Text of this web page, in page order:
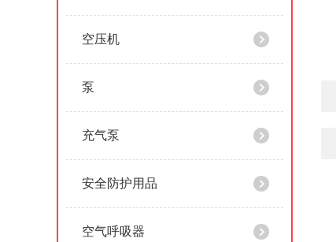
空压机
泵
充气泵
安全防护用品
空气呼吸器